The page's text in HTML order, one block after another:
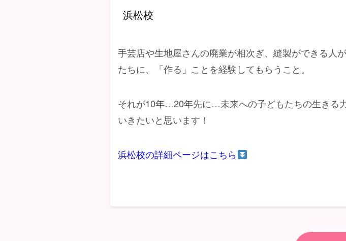
浜松校
手芸店や生地屋さんの廃業が相次ぎ、縫製ができる人
たちに、「作る」ことを経験してもらうこと。
それが10年…20年先に…未来への子どもたちの生きる
いきたいと思います！
浜松校の詳細ページはこちら